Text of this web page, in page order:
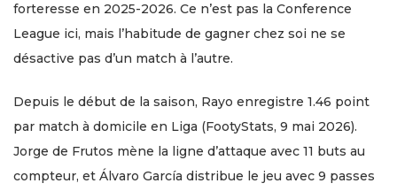
forteresse en 2025-2026. Ce n’est pas la Conference
League ici, mais l’habitude de gagner chez soi ne se
désactive pas d’un match à l’autre.
Depuis le début de la saison, Rayo enregistre 1.46 point
par match à domicile en Liga (FootyStats, 9 mai 2026).
Jorge de Frutos mène la ligne d’attaque avec 11 buts au
compteur, et Álvaro García distribue le jeu avec 9 passes